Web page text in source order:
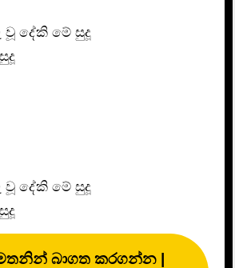
දේකි මේ සුදූ
දේකි මේ සුදූ
බාගත කරගන්න |